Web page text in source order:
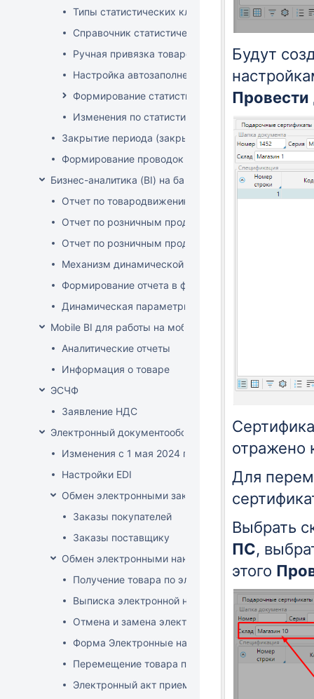
Типы статистических классификаторов
Справочник статистических групп
Ручная привязка товаров к статистическим
Настройка автозаполнения статистических
Формирование статистических отчетов
Изменения по статистике с января 2025
Закрытие периода (закрытие документов)
Формирование проводок
Бизнес-аналитика (BI) на базе OLAP DRUID
Отчет по товародвижению с товарной
Отчет по розничным продажам с детализацией по
Отчет по розничным продажам с детализацией по
Механизм динамической фильтрации и
Формирование отчета в файле XLSX-формата
Динамическая параметризация отображаемых в
Mobile BI для работы на мобильных устройствах
Аналитические отчеты
Информация о товаре
ЭСЧФ
Заявление НДС
Электронный документооборот (РБ)
Изменения с 1 мая 2024 года
Настройки EDI
Обмен электронными заказами
Заказы покупателей
Заказы поставщику
Обмен электронными накладными
Получение товара по электронной накладной
Выписка электронной накладной
Отмена и замена электронной накладной
Форма Электронные накладные EDI
Перемещение товара по электронной накладной
Электронный акт приемки
Будут
Провести
отражено
Для
Выбрать
ПС,
этого